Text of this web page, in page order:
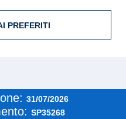
PREFERITI
31/07/2026
SP35268